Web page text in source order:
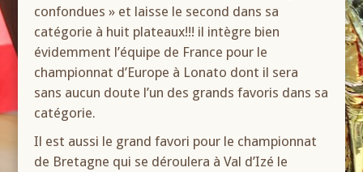
confondues » et laisse le second dans sa
catégorie à huit plateaux!!! il intègre bien
évidemment l’équipe de France pour le
championnat d’Europe à Lonato dont il sera
sans aucun doute l’un des grands favoris dans sa
catégorie.
Il est aussi le grand favori pour le championnat
de Bretagne qui se déroulera à Val d’Izé le